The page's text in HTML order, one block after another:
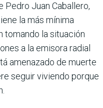
Pedro Juan Caballero,
la más mínima
tomando la situa­ción
a la emisora radial
amenazado de muerte
seguir viviendo porque